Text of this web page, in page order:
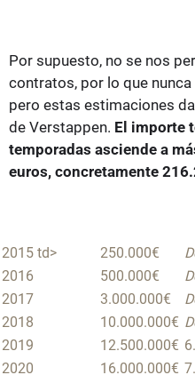
Por supuesto, no se nos
contratos, por lo que
pero estas estimaciones
de Verstappen. El importe
temporadas asciende a
euros, concretamente
2015 td>
250.000€
2016
500.000€
2017
3.000.000€
2018
10.000.000€
2019
12.500.000€
2020
16.000.000€